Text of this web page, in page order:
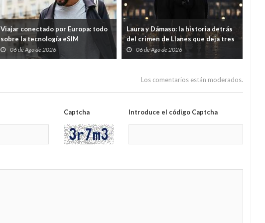
Viajar conectado por Europa: todo
sobre la tecnología eSIM
06 de Ago de 2026
Laura y Dámaso: la historia detrás
del crimen de Llanes que deja tres
hijos huérfanos
06 de Ago de 2026
Los comentarios están moderados.
Captcha Introduce el código Captcha